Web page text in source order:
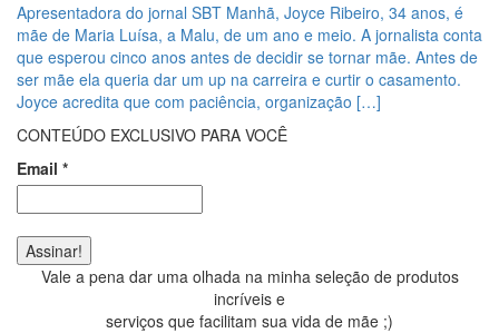
Apresentadora do jornal SBT Manhã, Joyce Ribeiro, 34 anos, é
mãe de Maria Luísa, a Malu, de um ano e meio. A jornalista conta
que esperou cinco anos antes de decidir se tornar mãe. Antes de
ser mãe ela queria dar um up na carreira e curtir o casamento.
Joyce acredita que com paciência, organização […]
CONTEÚDO EXCLUSIVO PARA VOCÊ
Email *
Vale a pena dar uma olhada na minha seleção de produtos
incríveis e
serviços que facilitam sua vida de mãe ;)